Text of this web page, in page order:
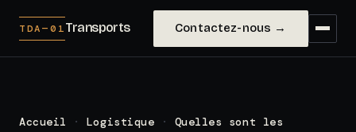
TDA—01Transports Contactez-nous →
Accueil · Logistique ·
Quelles sont les